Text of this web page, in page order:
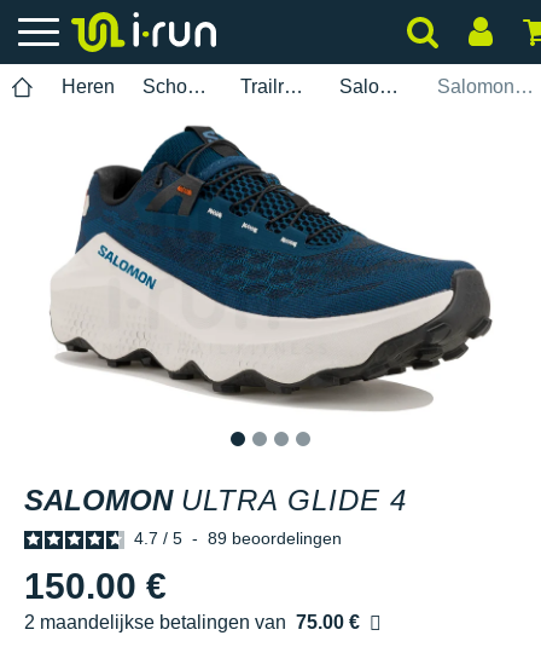
Heren Schoenen Trailrunning Salomon Salomon Ultra Glide 4
SALOMON ULTRA GLIDE 4
4.7 / 5 - 89 beoordelingen
150.00 €
2 maandelijkse betalingen van 75.00 €
zonder kosten